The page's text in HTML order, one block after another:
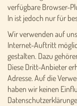
verfügbare Browser-
In ist jedoch nur für
Wir verwenden auf
Internet-Auftritt
gestalten. Dazu
Diese Dritt-Anbieter
Adresse. Auf die
haben wir keinen